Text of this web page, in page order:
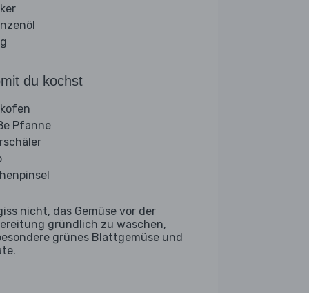
du kochst
Pfanne
nicht, das Gemüse vor der
gründlich zu waschen,
grünes Blattgemüse und